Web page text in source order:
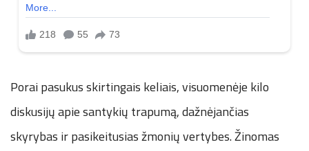
Porai pasukus skirtingais keliais, visuomenėje kilo
diskusijų apie santykių trapumą, dažnėjančias
skyrybas ir pasikeitusias žmonių vertybes. Žinomas